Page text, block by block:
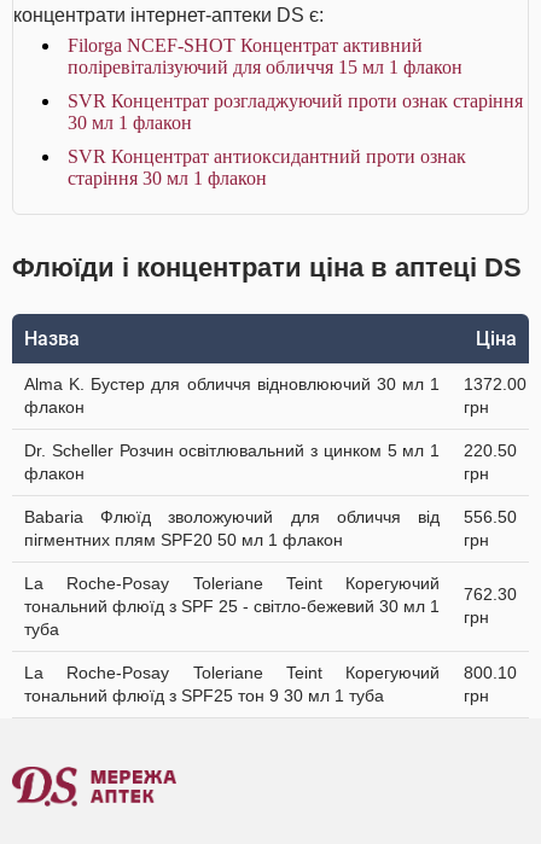
концентрати інтернет-аптеки DS є:
Filorga NCEF-SHOT Концентрат активний
поліревіталізуючий для обличчя 15 мл 1 флакон
SVR Концентрат розгладжуючий проти ознак старіння
30 мл 1 флакон
SVR Концентрат антиоксидантний проти ознак
старіння 30 мл 1 флакон
Флюїди і концентрати ціна в аптеці DS
Назва Ціна
Alma K. Бустер для обличчя відновлюючий 30 мл 1
флакон
1372.00
грн
Dr. Scheller Розчин освітлювальний з цинком 5 мл 1
флакон
220.50
грн
Babaria Флюїд зволожуючий для обличчя від
пігментних плям SPF20 50 мл 1 флакон
556.50
грн
La Roche-Posay Toleriane Teint Корегуючий
тональний флюїд з SPF 25 - світло-бежевий 30 мл 1
туба
762.30
грн
La Roche-Posay Toleriane Teint Корегуючий
тональний флюїд з SPF25 тон 9 30 мл 1 туба
800.10
грн